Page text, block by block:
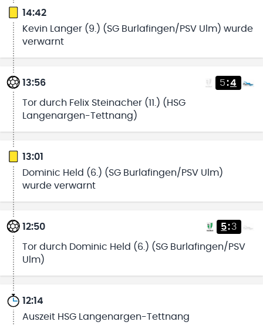
14:42
Kevin Langer (9.) (SG Burlafingen/PSV Ulm) wurde
verwarnt
13:56 5:4
Tor durch Felix Steinacher (11.) (HSG
Langenargen-Tettnang)
13:01
Dominic Held (6.) (SG Burlafingen/PSV Ulm)
wurde verwarnt
12:50 5:3
Tor durch Dominic Held (6.) (SG Burlafingen/PSV
Ulm)
12:14
Auszeit HSG Langenargen-Tettnang